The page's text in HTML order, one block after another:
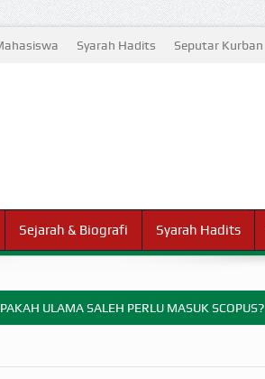
Syarah Hadits Seputar Kurban
Sejarah & Biografi Syarah Hadits
ULAMA SALEH PERLU MASUK SCOPUS?